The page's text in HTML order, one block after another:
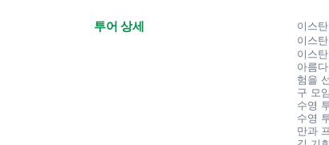
투어 상세
이스
이스
이스
아름
험을
구 모
수영
수영
만과